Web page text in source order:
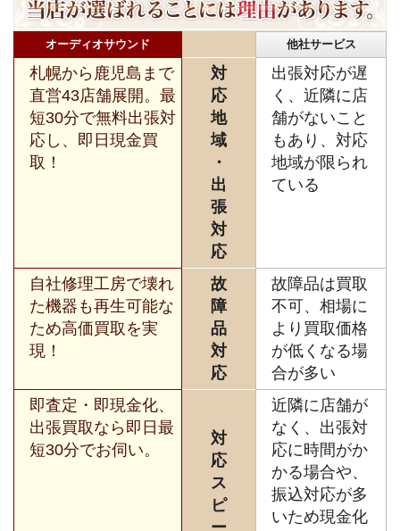
オーディオサウンド 他社サービス
札幌から鹿児島まで
直営43店舗展開。最
短30分で無料出張対
応し、即日現金買
取！
対
応
地
域
・
出
張
対
応
出張対応が遅
く、近隣に店
舗がないこと
もあり、対応
地域が限られ
ている
自社修理工房で壊れ
た機器も再生可能な
ため高価買取を実
現！
故
障
品
対
応
故障品は買取
不可、相場に
より買取価格
が低くなる場
合が多い
即査定・即現金化、
出張買取なら即日最
短30分でお伺い。
対
応
ス
ピ
近隣に店舗が
なく、出張対
応に時間がか
かる場合や、
振込対応が多
いため現金化